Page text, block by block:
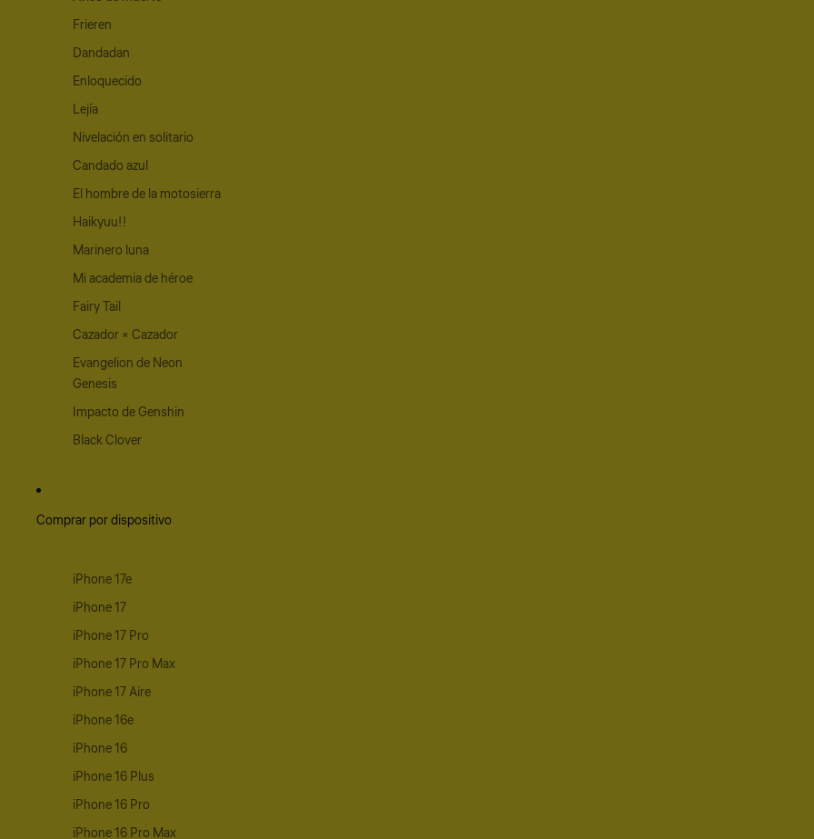
Frieren
Dandadan
Enloquecido
Lejía
Nivelación en solitario
Candado azul
El hombre de la motosierra
Haikyuu!!
Marinero luna
Mi academia de héroe
Fairy Tail
Cazador × Cazador
Evangelion de Neon
Genesis
Impacto de Genshin
Black Clover
Comprar por dispositivo
iPhone 17e
iPhone 17
iPhone 17 Pro
iPhone 17 Pro Max
iPhone 17 Aire
iPhone 16e
iPhone 16
iPhone 16 Plus
iPhone 16 Pro
iPhone 16 Pro Max